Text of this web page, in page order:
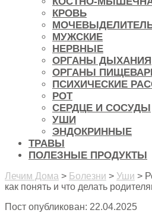
КРОВЬ
МУЖСКИЕ
НЕРВНЫЕ
ОРГАНЫ ДЫХАНИЯ
ОРГАНЫ
ПСИХИЧЕСКИЕ
РОТ
СЕРДЦЕ И СОСУДЫ
УШИ
ЭНДОКРИННЫЕ
ТРАВЫ
ПОЛЕЗНЫЕ ПРОДУКТЫ
Лечим Дома > Болезни > Уши >
как понять и что делать
Пост опубликован: 22.04.2025